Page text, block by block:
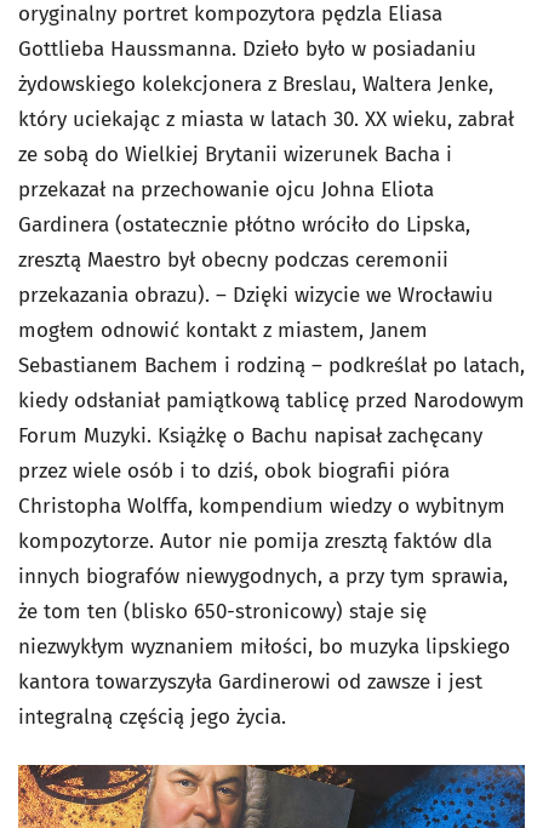
oryginalny portret kompozytora pędzla Eliasa
Gottlieba Haussmanna. Dzieło było w posiadaniu
żydowskiego kolekcjonera z Breslau, Waltera Jenke,
który uciekając z miasta w latach 30. XX wieku, zabrał
ze sobą do Wielkiej Brytanii wizerunek Bacha i
przekazał na przechowanie ojcu Johna Eliota
Gardinera (ostatecznie płótno wróciło do Lipska,
zresztą Maestro był obecny podczas ceremonii
przekazania obrazu). – Dzięki wizycie we Wrocławiu
mogłem odnowić kontakt z miastem, Janem
Sebastianem Bachem i rodziną – podkreślał po latach,
kiedy odsłaniał pamiątkową tablicę przed Narodowym
Forum Muzyki. Książkę o Bachu napisał zachęcany
przez wiele osób i to dziś, obok biografii pióra
Christopha Wolffa, kompendium wiedzy o wybitnym
kompozytorze. Autor nie pomija zresztą faktów dla
innych biografów niewygodnych, a przy tym sprawia,
że tom ten (blisko 650-stronicowy) staje się
niezwykłym wyznaniem miłości, bo muzyka lipskiego
kantora towarzyszyła Gardinerowi od zawsze i jest
integralną częścią jego życia.